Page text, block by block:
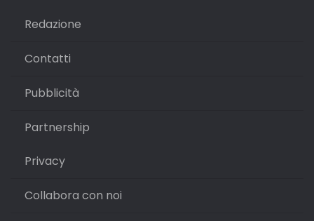
Redazione
Contatti
Pubblicità
Partnership
Privacy
Collabora con noi